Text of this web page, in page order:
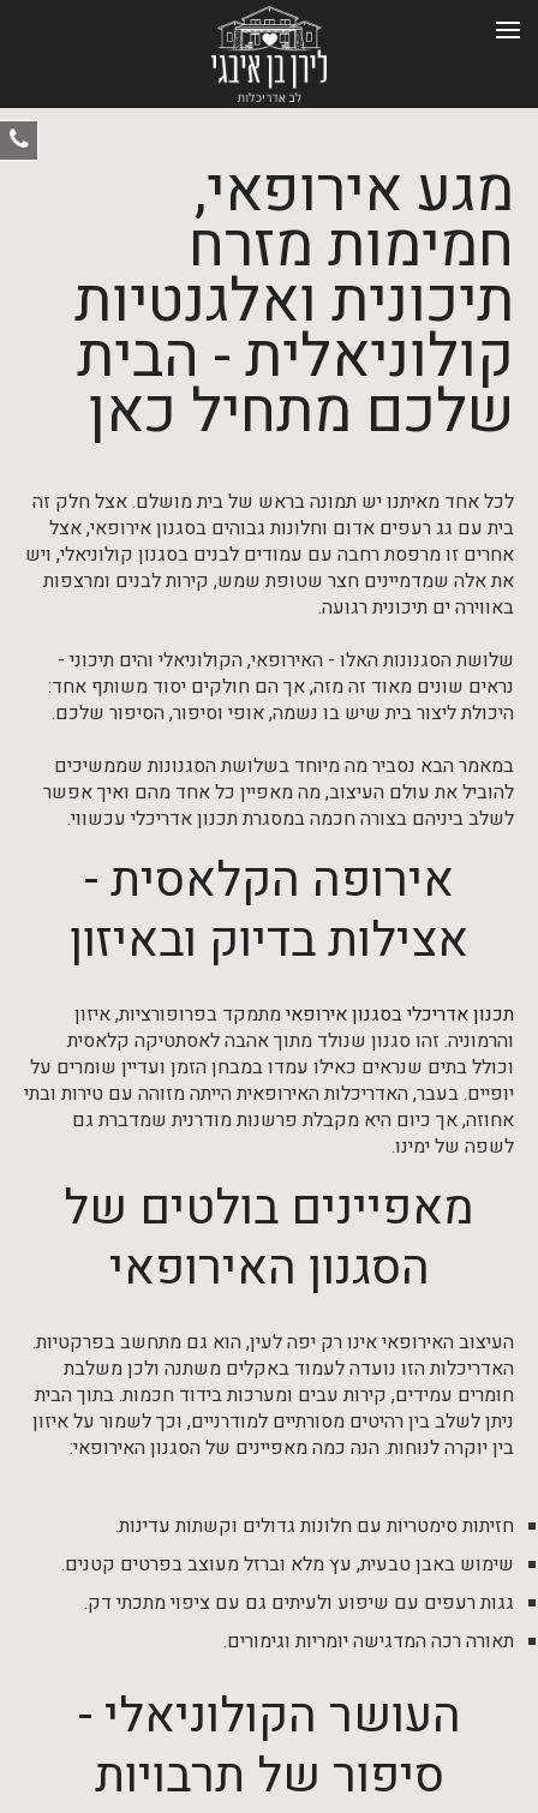
מגע אירופאי,
חמימות מזרח
תיכונית ואלגנטיות
קולוניאלית - הבית
שלכם מתחיל כאן
לכל אחד מאיתנו יש תמונה בראש של בית מושלם. אצל חלק זה
בית עם גג רעפים אדום וחלונות גבוהים בסגנון אירופאי, אצל
אחרים זו מרפסת רחבה עם עמודים לבנים בסגנון קולוניאלי, ויש
את אלה שמדמיינים חצר שטופת שמש, קירות לבנים ומרצפות
באווירה ים תיכונית רגועה.
שלושת הסגנונות האלו - האירופאי, הקולוניאלי והים תיכוני -
נראים שונים מאוד זה מזה, אך הם חולקים יסוד משותף אחד:
היכולת ליצור בית שיש בו נשמה, אופי וסיפור, הסיפור שלכם.
במאמר הבא נסביר מה מיוחד בשלושת הסגנונות שממשיכים
להוביל את עולם העיצוב, מה מאפיין כל אחד מהם ואיך אפשר
לשלב ביניהם בצורה חכמה במסגרת תכנון אדריכלי עכשווי.
אירופה הקלאסית -
אצילות בדיוק ובאיזון
תכנון אדריכלי בסגנון אירופאימתמקד בפרופורציות, איזון
והרמוניה. זהו סגנון שנולד מתוך אהבה לאסתטיקה קלאסית
וכולל בתים שנראים כאילו עמדו במבחן הזמן ועדיין שומרים על
יופיים. בעבר, האדריכלות האירופאית הייתה מזוהה עם טירות ובתי
אחוזה, אך כיום היא מקבלת פרשנות מודרנית שמדברת גם
לשפה של ימינו.
מאפיינים בולטים של
הסגנון האירופאי
העיצוב האירופאי אינו רק יפה לעין, הוא גם מתחשב בפרקטיות.
האדריכלות הזו נועדה לעמוד באקלים משתנה ולכן משלבת
חומרים עמידים, קירות עבים ומערכות בידוד חכמות. בתוך הבית
ניתן לשלב בין רהיטים מסורתיים למודרניים, וכך לשמור על איזון
בין יוקרה לנוחות. הנה כמה מאפיינים של הסגנון האירופאי:
חזיתות סימטריות עם חלונות גדולים וקשתות עדינות.
שימוש באבן טבעית, עץ מלא וברזל מעוצב בפרטים קטנים.
גגות רעפים עם שיפוע ולעיתים גם עם ציפוי מתכתי דק.
תאורה רכה המדגישה יומריות וגימורים.
העושר הקולוניאלי -
סיפור של תרבויות